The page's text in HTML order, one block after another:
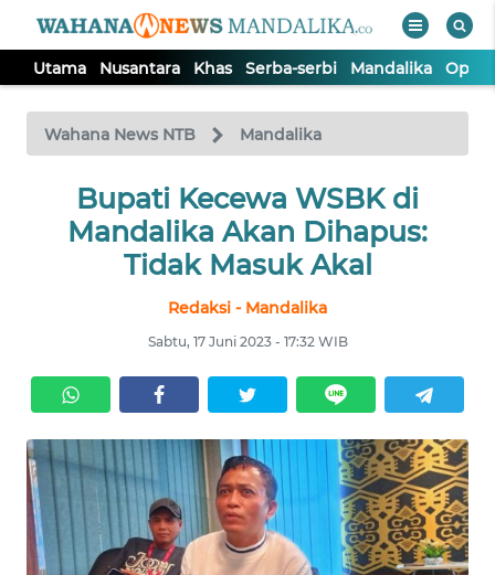
Utama Nusantara Khas Serba-serbi Mandalika Opini
Wahana News NTB Mandalika
Bupati Kecewa WSBK di
Mandalika Akan Dihapus:
Tidak Masuk Akal
Redaksi - Mandalika
Sabtu, 17 Juni 2023 - 17:32 WIB
TV
Tutup
UTAMA
NUSANTARA
SERBA-
SERBI
MANDALIKA
OPINI